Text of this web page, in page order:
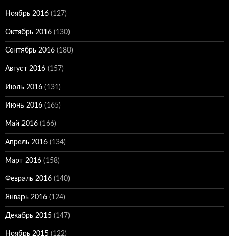
Ноябрь 2016 (127)
Октябрь 2016 (130)
Сентябрь 2016 (180)
Август 2016 (157)
Июль 2016 (131)
Июнь 2016 (165)
Май 2016 (166)
Апрель 2016 (134)
Март 2016 (158)
Февраль 2016 (140)
Январь 2016 (124)
Декабрь 2015 (147)
Ноябрь 2015 (122)